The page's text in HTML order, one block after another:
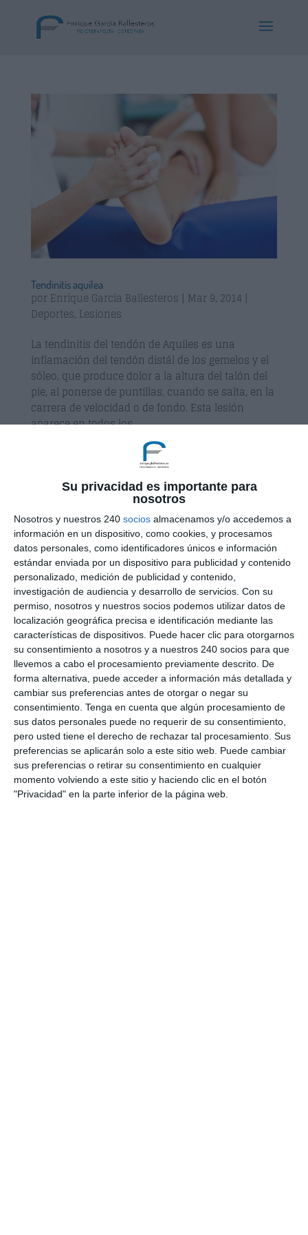
Su privacidad es importante para
nosotros
Nosotros y nuestros 240 socios almacenamos y/o accedemos a
información en un dispositivo, como cookies, y procesamos
datos personales, como identificadores únicos e información
estándar enviada por un dispositivo para publicidad y contenido
personalizado, medición de publicidad y contenido,
investigación de audiencia y desarrollo de servicios. Con su
permiso, nosotros y nuestros socios podemos utilizar datos de
localización geográfica precisa e identificación mediante las
características de dispositivos. Puede hacer clic para otorgarnos
su consentimiento a nosotros y a nuestros 240 socios para que
llevemos a cabo el procesamiento previamente descrito. De
forma alternativa, puede acceder a información más detallada y
cambiar sus preferencias antes de otorgar o negar su
consentimiento. Tenga en cuenta que algún procesamiento de
sus datos personales puede no requerir de su consentimiento,
pero usted tiene el derecho de rechazar tal procesamiento. Sus
preferencias se aplicarán solo a este sitio web. Puede cambiar
sus preferencias o retirar su consentimiento en cualquier
momento volviendo a este sitio y haciendo clic en el botón
"Privacidad" en la parte inferior de la página web.
Tendinitis aquilea
por Enrique Garcia Ballesteros | Mar 9, 2014 |
Deportes, Lesiones
La tendinitis del tendón de Aquiles es una
inflamación del tendón distál de los gemelos y el
sóleo, que produce dolor a la altura del talón del
pie, al ponerse de puntillas, cuando se salta, en la
carrera de velocidad o de fondo. Esta lesión
aparece en todos los...
Vendaje neuromuscular de tendinitis aquilea
porConsulta Enrique Garcia Ballesteros|Feb 21,
2014|Vendajes,Videos
Vendaje neuromuscular de tendinitis de tendón
de Aquiles: primero se pega anclaje por debajo del
tendón con este en reposo. Segundo, se pone en
tensión el tendon y se pega el tape con un 50% a
80% de tensión. Por último se pone el tendón en
reposo y se pega el último...